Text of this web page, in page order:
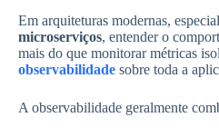
Em arquiteturas modernas,
microserviços, entender o
mais do que monitorar métricas
observabilidade sobre toda a
A observabilidade geralmente